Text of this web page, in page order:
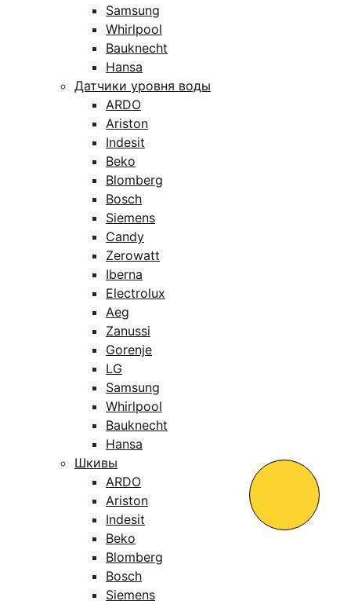
Samsung
Whirlpool
Bauknecht
Hansa
Датчики уровня воды
ARDO
Ariston
Indesit
Beko
Blomberg
Bosch
Siemens
Candy
Zerowatt
Iberna
Electrolux
Aeg
Zanussi
Gorenje
LG
Samsung
Whirlpool
Bauknecht
Hansa
Шкивы
ARDO
Ariston
Indesit
Beko
Blomberg
Bosch
Siemens